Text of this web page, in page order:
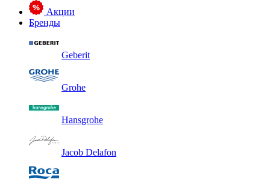
Акции
Бренды
Geberit
Grohe
Hansgrohe
Jacob Delafon